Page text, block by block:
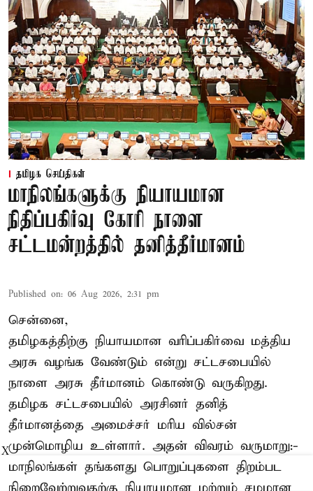
தமிழக செய்திகள்
மாநிலங்களுக்கு நியாயமான
நிதிப்பகிர்வு கோரி நாளை
சட்டமன்றத்தில் தனித்தீர்மானம்
Published on: 06 Aug 2026, 2:31 pm
சென்னை,
தமிழகத்திற்கு நியாயமான வரிப்பகிர்வை மத்திய
அரசு வழங்க வேண்டும் என்று சட்டசபையில்
நாளை அரசு தீர்மானம் கொண்டு வருகிறது.
தமிழக சட்டசபையில் அரசினர் தனித்
தீர்மானத்தை அமைச்சர் மரிய வில்சன்
முன்மொழிய உள்ளார். அதன் விவரம் வருமாறு:-
மாநிலங்கள் தங்களது பொறுப்புகளை திறம்பட
நிறைவேற்றுவதற்கு நியாயமான மற்றும் சமமான
X